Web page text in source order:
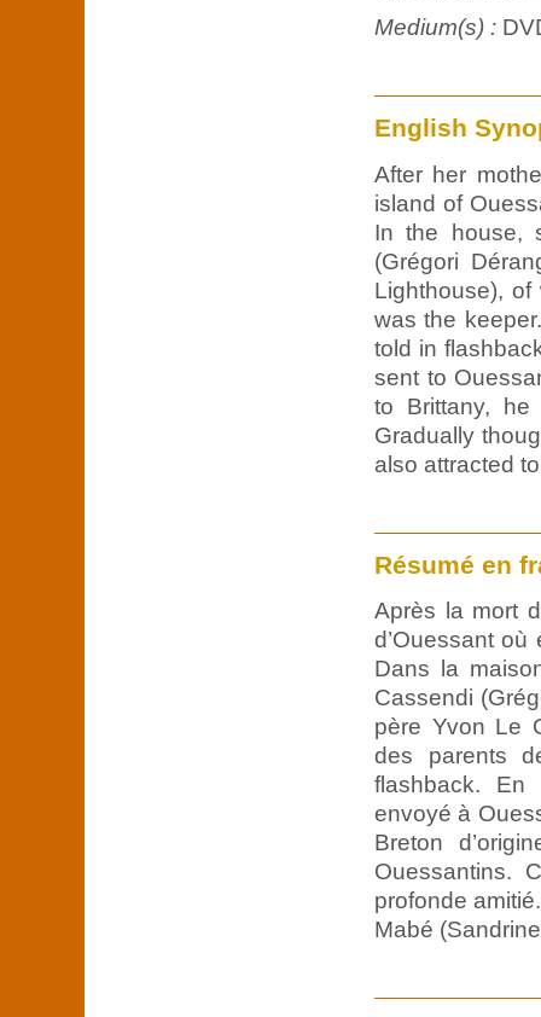
Medium(s) :
English
After her
island of
In the house,
(Grégori
Lighthouse),
was the
told in
sent to
to Brittany,
Gradually
also attracted
Résumé en
Après la mort
d’Ouessant
Dans la
Cassendi
père Yvon Le
des parents
flashback. En
envoyé à
Breton
Ouessantins.
profonde
Mabé